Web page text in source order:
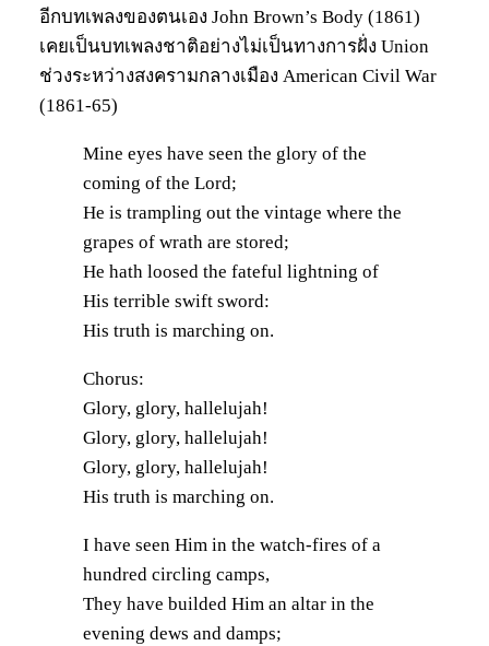
อีกบทเพลงของตนเอง John Brown’s Body (1861)
เคยเป็นบทเพลงชาติอย่างไม่เป็นทางการฝั่ง Union
ช่วงระหว่างสงครามกลางเมือง American Civil War
(1861-65)
Mine eyes have seen the glory of the
coming of the Lord;
He is trampling out the vintage where the
grapes of wrath are stored;
He hath loosed the fateful lightning of
His terrible swift sword:
His truth is marching on.
Chorus:
Glory, glory, hallelujah!
Glory, glory, hallelujah!
Glory, glory, hallelujah!
His truth is marching on.
I have seen Him in the watch-fires of a
hundred circling camps,
They have builded Him an altar in the
evening dews and damps;